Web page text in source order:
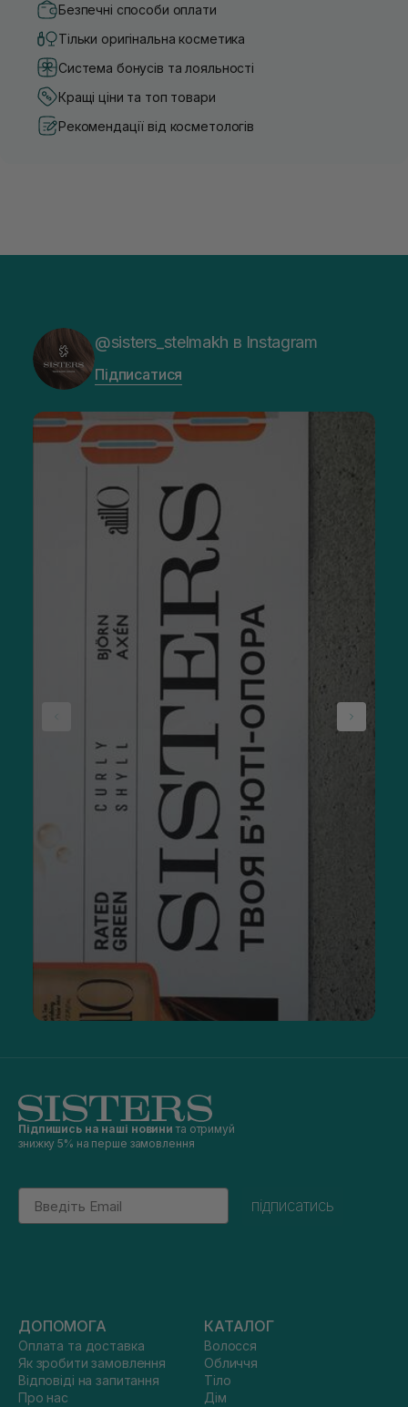
Безпечні способи оплати
Тільки оригінальна косметика
Система бонусів та лояльності
Кращі ціни та топ товари
Рекомендації від косметологів
@sisters_stelmakh в Instagram
Підписатися
Підпишись на наші новини та отримуй
знижку 5% на перше замовлення
Email
підписатись
ДОПОМОГА
Оплата та доставка
Як зробити замовлення
Відповіді на запитання
Про нас
КАТАЛОГ
Волосся
Обличчя
Тіло
Дім